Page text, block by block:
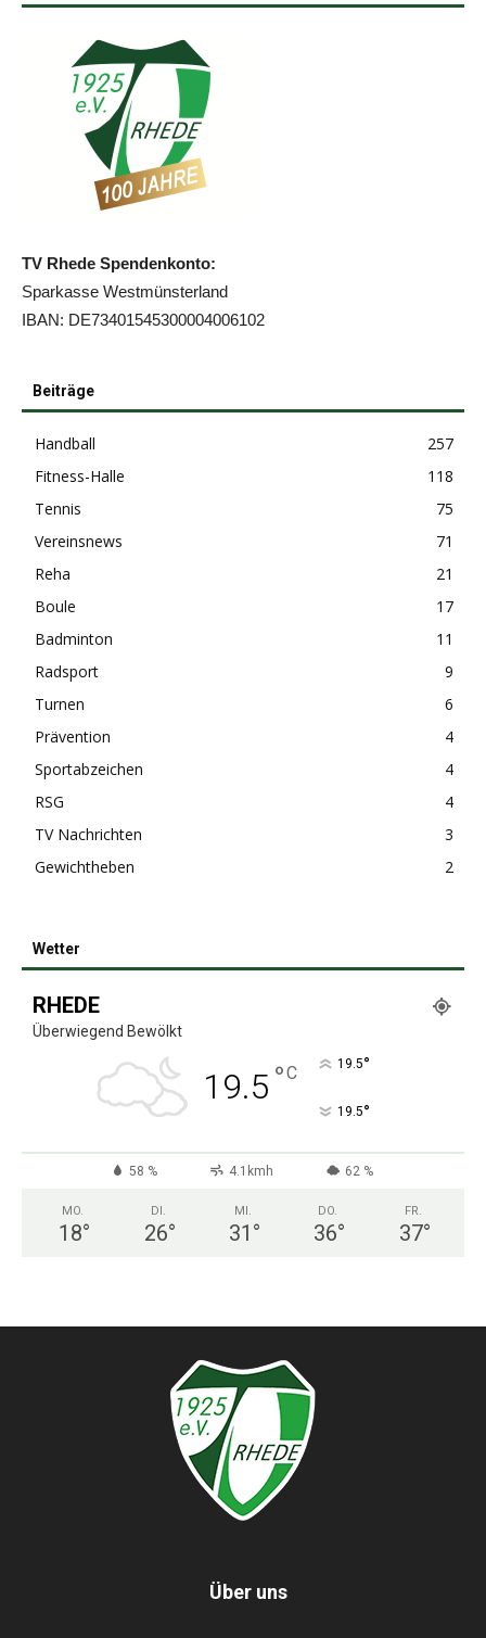
TV Rhede Spendenkonto:
Sparkasse Westmünsterland
IBAN: DE73401545300004006102
Beiträge
Handball
257
Fitness-Halle
118
Tennis
75
Vereinsnews
71
Reha
21
Boule
17
Badminton
11
Radsport
9
Turnen
6
Prävention
4
Sportabzeichen
4
RSG
4
TV Nachrichten
3
Gewichtheben
2
Wetter
RHEDE
Überwiegend Bewölkt
19.5 °C 19.5°
19.5°
58 % 4.1kmh 62 %
MO.
18°
DI.
26°
MI.
31 °
DO.
36°
FR.
37°
Über uns